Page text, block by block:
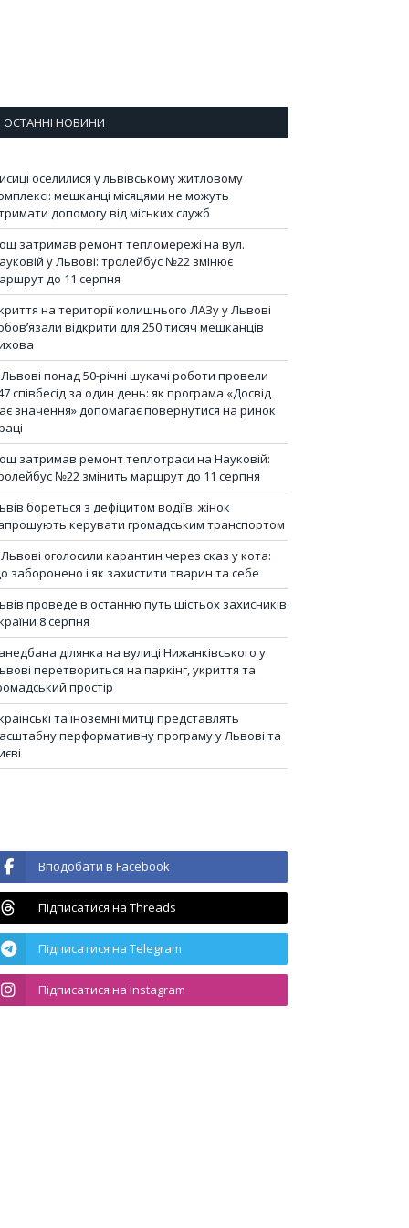
ОСТАННІ НОВИНИ
оселилися у львівському житловому
мешканці місяцями не можуть
допомогу від міських служб
затримав ремонт тепломережі на вул.
у Львові: тролейбус №22 змінює
до 11 серпня
на території колишнього ЛАЗу у Львові
відкрити для 250 тисяч мешканців
понад 50-річні шукачі роботи провели
співбесід за один день: як програма «Досвід
значення» допомагає повернутися на ринок
затримав ремонт теплотраси на Науковій:
№22 змінить маршрут до 11 серпня
бореться з дефіцитом водіїв: жінок
керувати громадським транспортом
оголосили карантин через сказ у кота:
заборонено і як захистити тварин та себе
проведе в останню путь шістьох захисників
8 серпня
ділянка на вулиці Нижанківського у
перетвориться на паркінг, укриття та
простір
та іноземні митці представлять
перформативну програму у Львові та
Вподобати в Facebook
Підписатися на Threads
Підписатися на Telegram
Підписатися на Instagram